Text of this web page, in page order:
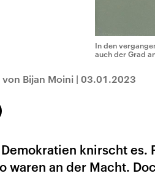
In den
auch der Grad
von Bijan Moini | 03.01.2023
knirscht es.
waren an der Macht.